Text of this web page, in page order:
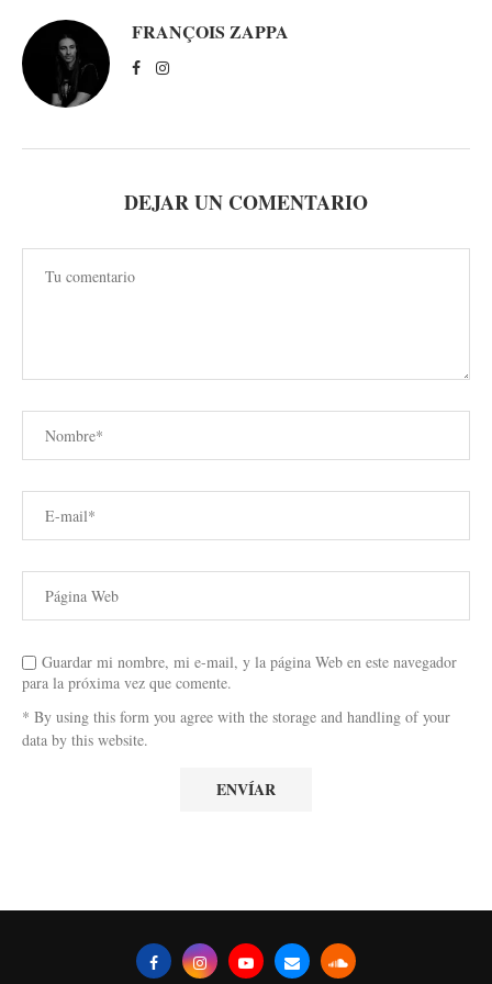
FRANÇOIS ZAPPA
DEJAR UN COMENTARIO
Guardar mi nombre, mi e-mail, y la página Web en este navegador
para la próxima vez que comente.
* By using this form you agree with the storage and handling of your
data by this website.